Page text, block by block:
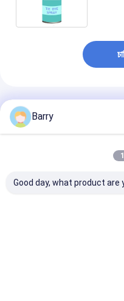
প্রস্তাবিত পণ্য
Barry
Good day, what product are